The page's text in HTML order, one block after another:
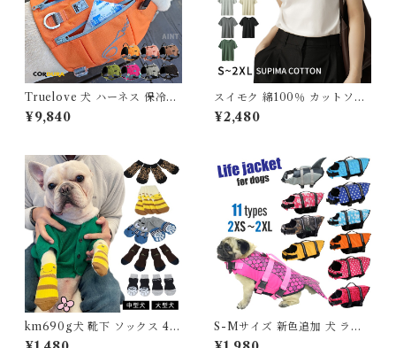
Truelove 犬 ハーネス 保冷剤
付き 高機能 夏 熱中症対策 暑
さ対策 ソフトハーネス コーデ
かり 安全 7色 反射素材 かわい
い カラフル 夜間安全 定番 優
しい 保冷剤対応 TLB2251
¥9,840
スイモク 綿100％ カットソー
Tシャツ レディース トップス
Supima Cotton スーピマコッ
サイズ きれいめ 夏 ナチュラル
おしゃれ 透けにくい 透けない
5622038【水沐良品】
¥2,480
km690g犬 靴下 ソックス 4足
靴 犬靴 中型犬 大型犬 脱げな
S-Mサイズ 新色追加 犬 ライ
フジャケット 犬用 ドッグ ペッ